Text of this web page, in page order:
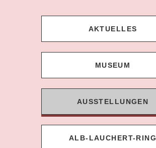
AKTUELLES
MUSEUM
AUSSTELLUNGEN
ALB-LAUCHERT-RING